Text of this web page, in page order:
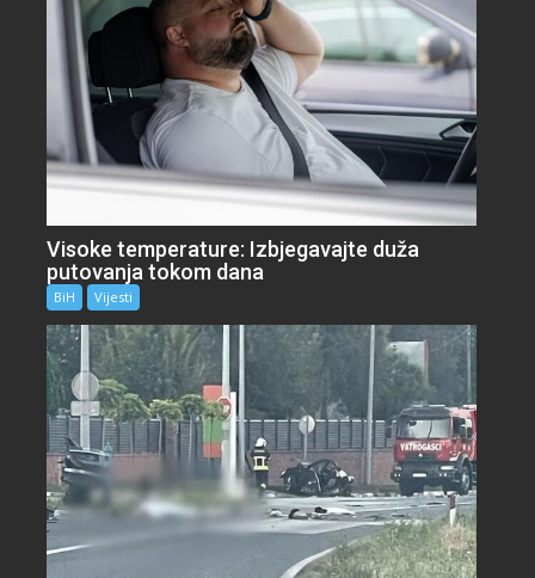
Visoke temperature: Izbjegavajte duža
putovanja tokom dana
BiH Vijesti